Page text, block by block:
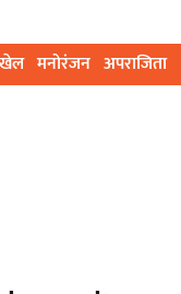
खेल मनोरंजन अपराजिता